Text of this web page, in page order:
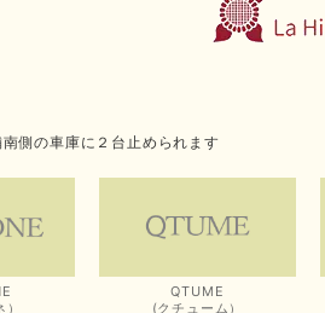
の車庫に２台止められます
QTUME
(クチューム）